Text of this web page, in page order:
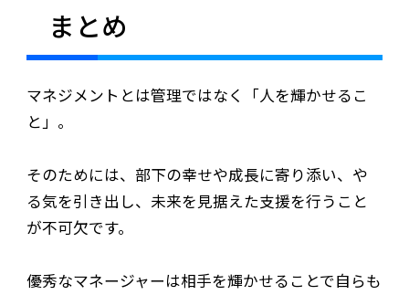
まとめ
マネジメントとは管理ではなく「人を輝かせるこ
と」。
そのためには、部下の幸せや成長に寄り添い、や
る気を引き出し、未来を見据えた支援を行うこと
が不可欠です。
優秀なマネージャーは相手を輝かせることで自らも